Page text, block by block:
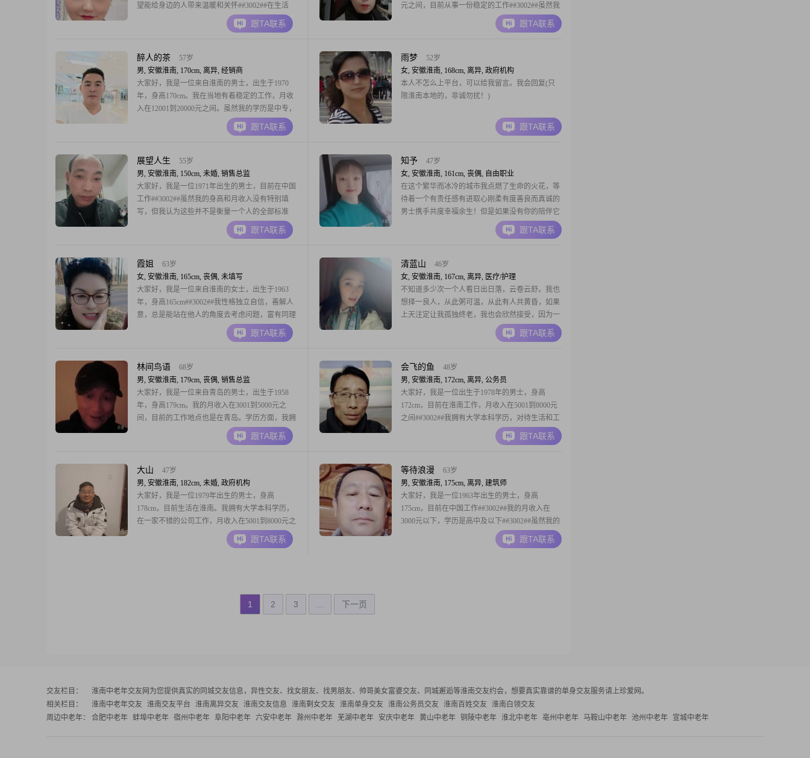
望能给身边的人带来温暖和关怀##3002##在生活
中，我保持着乐观积极的态度，热爱每一天，享受
生活中的每一个小确幸##3002##我的学历是中专，
习新知识，以更好地适应这个快
跟TA联系
元之间，目前从事一份稳定的工作##3002##虽然我
的学历是高中及以下，但我相信一个人的价值不仅
仅取决于学历，更在于个人的品质和能力##3002##
一个人##3002
跟TA联系
醉人的茶
57岁
男, 安徽淮南, 170cm, 离异, 经销商
大家好，我是一位来自淮南的男士，出生于1970
年，身高170cm。我在当地有着稳定的工作，月收
入在12001到20000元之间。虽然我的学历是中专，
但我一直保持着学习的热情，努力提升自己的能力
和素养。性格方面，我自认为是一个稳重可靠的
题。在生活中，我非常有耐心，对他人的包容心也
跟TA联系
雨梦
52岁
女, 安徽淮南, 168cm, 离异, 政府机构
本人不怎么上平台，可以给我留言。我会回复(只
限淮南本地的，非诚勿扰！)
跟TA联系
展望人生
55岁
男, 安徽淮南, 150cm, 未婚, 销售总监
大家好，我是一位1971年出生的男士，目前在中国
工作##3002##虽然我的身高和月收入没有特别填
写，但我认为这些并不是衡量一个人的全部标准
##3002##我拥有中专的学历，在我的职业生涯中，
我一直保持着稳重可靠的工作态度，勤俭节约的生
信，一个人的价值在于他的品格和能
跟TA联系
知予
47岁
女, 安徽淮南, 161cm, 丧偶, 自由职业
在这个繁华而冰冷的城市我点燃了生命的火花，等
待着一个有责任感有进取心刚柔有度善良而真诚的
男士携手共度幸福余生！但是如果没有你的陪伴它
将对我毫无意义，只要星星就会闪耀，有你才有甜
蜜的味道！希望你是我想要找的生活和灵魂伴侣，
点通！相逢太短等不及茶凉，你若驻足，我陪你走
完风霜！非诚
跟TA联系
霞姐
63岁
女, 安徽淮南, 165cm, 丧偶, 未填写
大家好，我是一位来自淮南的女士，出生于1963
年，身高165cm##3002##我性格独立自信，善解人
意，总是能站在他人的角度去考虑问题，富有同理
心##3002##在生活中，我真诚可靠，与人相处总是
以诚相待##3002##我的收入状况比较普通，每月在
##3002##我相信，
跟TA联系
清蓝山
46岁
女, 安徽淮南, 167cm, 离异, 医疗/护理
不知道多少次一个人看日出日落，云卷云舒。我也
想择一良人，从此粥可温，从此有人共黄昏，如果
上天注定让我孤独终老，我也会欣然接受，因为一
切都是最好的安排，余生好好爱自己足矣。
跟TA联系
林间鸟语
68岁
男, 安徽淮南, 179cm, 丧偶, 销售总监
大家好，我是一位来自青岛的男士，出生于1958
年，身高179cm。我的月收入在3001到5000元之
间，目前的工作地点也是在青岛。学历方面，我拥
有中专文凭。在性格上，我自认为是一个稳重可靠
的人，做事自信果断，有很强的责任感。生活中，
我认为自己成熟稳重，与人相处随和易相处，真诚
跟TA联系
会飞的鱼
48岁
男, 安徽淮南, 172cm, 离异, 公务员
大家好，我是一位出生于1978年的男士，身高
172cm，目前在淮南工作，月收入在5001到8000元
之间##3002##我拥有大学本科学历，对待生活和工
作都秉持着真诚可靠的态度##3002##我非常注重事
业的成功，喜欢规划未来，有着明确的职业目标和
索不同的风土人情，丰
跟TA联系
大山
47岁
男, 安徽淮南, 182cm, 未婚, 政府机构
大家好，我是一位1979年出生的男士，身高
178cm，目前生活在淮南。我拥有大学本科学历，
在一家不错的公司工作，月收入在5001到8000元之
间。我性格乐观积极，总是相信事情会朝好的方向
发展。在生活中，我是一个耐心包容的人，不容易
跟TA联系
等待浪漫
63岁
男, 安徽淮南, 175cm, 离异, 建筑师
大家好，我是一位1963年出生的男士，身高
175cm，目前在中国工作##3002##我的月收入在
3000元以下，学历是高中及以下##3002##虽然我的
经济条件一般，但我有一颗真诚的心##3002##我性
格随和，容易相处，责任感强，无论是对家庭还是
跟TA联系
1 2 3 下一页
交友栏目： 淮南中老年交友网 为您提供真实的同城交友信息，异性交友、找女朋友、找男朋友、帅哥美女富婆交友、同城邂逅等淮南交友约会，想要真实靠谱的单身交友服务请上珍爱网。
相关栏目：
淮南中老年交友 淮南交友平台 淮南离异交友 淮南交友信息 淮南剩女交友 淮南单身交友 淮南公务员交友 淮南百姓交友
淮南白领交友
周边中老年：
合肥中老年 蚌埠中老年 宿州中老年 阜阳中老年 六安中老年 滁州中老年 芜湖中老年 安庆中老年 黄山中老年 铜陵中老年 淮北中老年 亳州中老年 马鞍山中老年 池州中老年 宣城中老年